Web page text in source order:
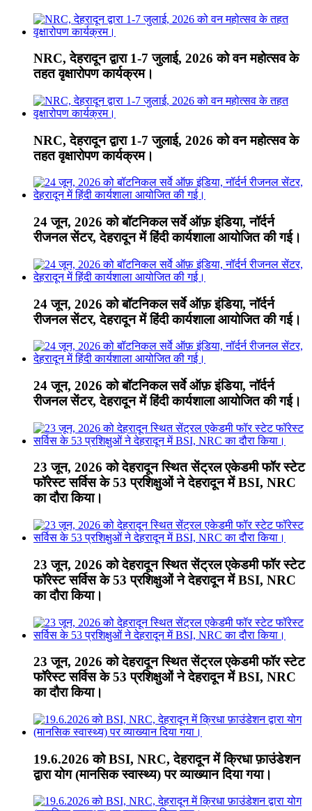
NRC, देहरादून द्वारा 1-7 जुलाई, 2026 को वन महोत्सव के
तहत वृक्षारोपण कार्यक्रम।
NRC, देहरादून द्वारा 1-7 जुलाई, 2026 को वन महोत्सव के
तहत वृक्षारोपण कार्यक्रम।
24 जून, 2026 को बॉटनिकल सर्वे ऑफ़ इंडिया, नॉर्दर्न
रीजनल सेंटर, देहरादून में हिंदी कार्यशाला आयोजित की गई।
24 जून, 2026 को बॉटनिकल सर्वे ऑफ़ इंडिया, नॉर्दर्न
रीजनल सेंटर, देहरादून में हिंदी कार्यशाला आयोजित की गई।
24 जून, 2026 को बॉटनिकल सर्वे ऑफ़ इंडिया, नॉर्दर्न
रीजनल सेंटर, देहरादून में हिंदी कार्यशाला आयोजित की गई।
23 जून, 2026 को देहरादून स्थित सेंट्रल एकेडमी फॉर स्टेट
फॉरेस्ट सर्विस के 53 प्रशिक्षुओं ने देहरादून में BSI, NRC
का दौरा किया।
23 जून, 2026 को देहरादून स्थित सेंट्रल एकेडमी फॉर स्टेट
फॉरेस्ट सर्विस के 53 प्रशिक्षुओं ने देहरादून में BSI, NRC
का दौरा किया।
23 जून, 2026 को देहरादून स्थित सेंट्रल एकेडमी फॉर स्टेट
फॉरेस्ट सर्विस के 53 प्रशिक्षुओं ने देहरादून में BSI, NRC
का दौरा किया।
19.6.2026 को BSI, NRC, देहरादून में क्रिधा फ़ाउंडेशन
द्वारा योग (मानसिक स्वास्थ्य) पर व्याख्यान दिया गया।